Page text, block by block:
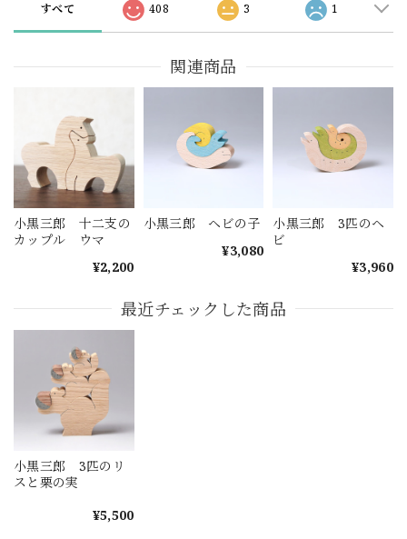
すべて 408 3 1
関連商品
小黒三郎 十二支の
カップル ウマ
¥2,200
小黒三郎 ヘビの子
¥3,080
小黒三郎 3匹のヘ
ビ
¥3,960
最近チェックした商品
小黒三郎 3匹のリ
スと栗の実
¥5,500